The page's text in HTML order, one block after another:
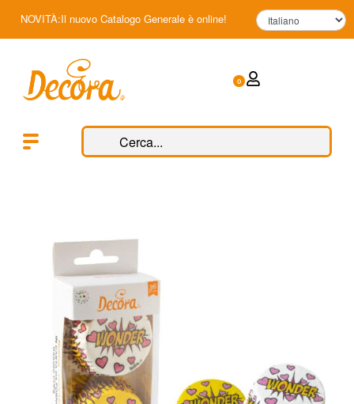
NOVITÀ:Il nuovo Catalogo Generale è online!
0